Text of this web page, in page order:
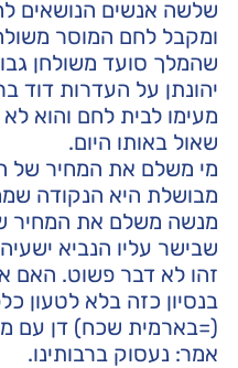
שלשה אנשים הנושאים
ומקבל לחם המוסר
שהמלך סועד משולחן
יהונתן על העדרות דוד
מעימו לבית לחם והוא
שאול באותו היום.
מי משלם את המחיר של
מבושלת היא הנקודה
מנשה משלם את המחיר
שבישר עליו הנביא
זהו לא דבר פשוט. האם
בנסיון כזה בלא לטעון
(=בארמית שכח) דן עם
אמר: נעסוק ברבותינו.